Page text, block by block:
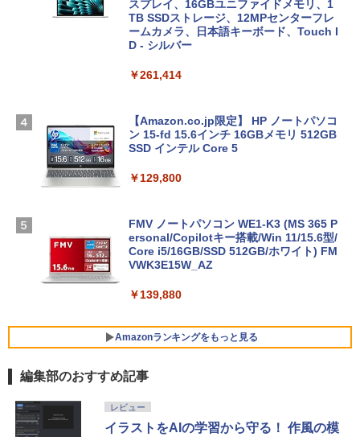
スプレイ、16GBユニファイドメモリ、1
TB SSDストレージ、12MPセンターフレ
ームカメラ、日本語キーボード、Touch I
D - シルバー
￥261,414
【Amazon.co.jp限定】 HP ノートパソコ
ン 15-fd 15.6インチ 16GBメモリ 512GB
SSD インテル Core 5
￥129,800
FMV ノートパソコン WE1-K3 (MS 365 P
ersonal/Copilotキー搭載/Win 11/15.6型/
Core i5/16GB/SSD 512GB/ホワイト) FM
VWK3E15W_AZ
￥139,880
Amazonランキングをもっと見る
Robloxギフトカード - 800 Robux 【限
定バーチャルアイテムを含む】 【オンラ
インゲームコード】 ロブロックス | オン
生成AIパスポート公式テキスト 第４版
￥1,766
Amazon Kindle Paperwhite (16GB) 7イ
ンチディスプレイ、色調調節ライト、12
週間持続バッテリー、広告なし、ブラッ
編集部のおすすめ記事
レビュー
イラストをAIの学習から守る！ 作風の模